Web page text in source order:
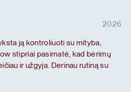
2026
ją kontroliuoti su mityba,
stipriai pasimatė, kad bėrimų
ir užgyja. Derinau rutiną su